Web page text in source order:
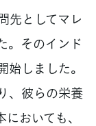
先としてマレ
。そのインド
しました。
、彼らの栄養
おいても、